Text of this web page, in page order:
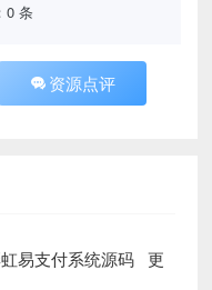
0 条
资源点评
易支付系统源码 更